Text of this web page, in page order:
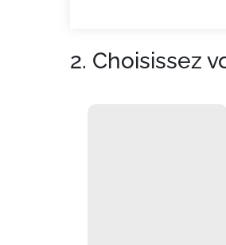
2. Choisissez